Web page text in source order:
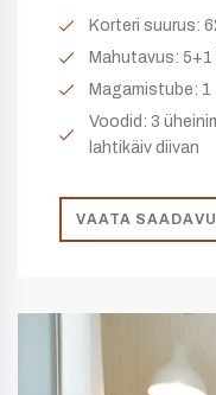
Korteri suurus:
Mahutavus: 5+1
Magamistube: 1
Voodid: 3
lahtikäiv diivan
VAATA